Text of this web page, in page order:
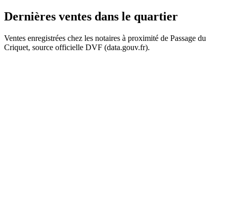
Dernières ventes dans le quartier
Ventes enregistrées chez les notaires à proximité de Passage du
Criquet, source officielle DVF (data.gouv.fr).